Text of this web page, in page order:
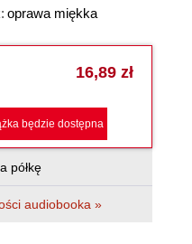
oprawa miękka
16,89 zł
będzie dostępna
półkę
audiobooka »